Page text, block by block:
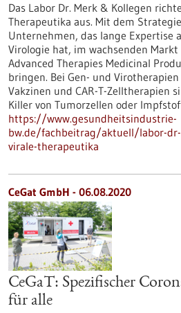
Das Labor Dr. Merk & Kollegen
Therapeutika aus. Mit dem
Unternehmen, das lange Expertise
Virologie hat, im wachsenden
Advanced Therapies Medicinal
bringen. Bei Gen- und
Vakzinen und CAR-T-Zelltherapien
Killer von Tumorzellen oder
https://www.gesundheitsindustrie-
bw.de/fachbeitrag/aktuell/labor-
virale-therapeutika
CeGat GmbH - 06.08.2020
CeGaT: Spezifischer
für alle